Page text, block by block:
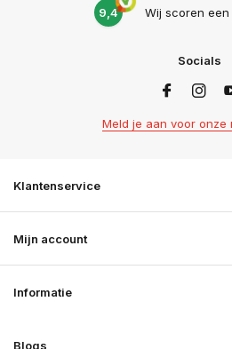
9,4 Wij scoren een
Socials
Meld je aan voor onze
Klantenservice
Mijn account
Informatie
Blogs